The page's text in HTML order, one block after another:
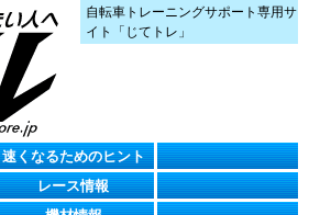
自転車トレーニングサポート専用サ
イト「じてトレ」
速くなるためのヒント
レース情報